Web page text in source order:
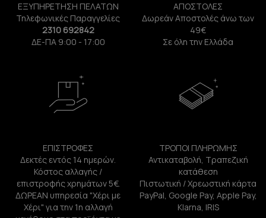
ΕΞΥΠΗΡΕΤΗΣΗ ΠΕΛΑΤΩΝ
Τηλεφωνικές Παραγγελίες
2310 692842
ΔΕ-ΠΑ 9:00 - 17:00
ΑΠΟΣΤΟΛΕΣ
Δωρεάν Αποστολές άνω των
49€
Σε όλη την Ελλάδα
ΕΠΙΣΤΡΟΦΕΣ
Δεκτές εντός 14 ημερών.
Κόστος αλλαγής /
επιστροφής χρημάτων 5€.
ΔΩΡΕΑΝ υπηρεσία "Χέρι με
Χέρι" για την 1η αλλαγή
ΤΡΟΠΟΙ ΠΛΗΡΩΜΗΣ
Αντικαταβολή, Τραπεζική
κατάθεση
Πιστωτική / Χρεωστική κάρτα
PayPal, Google Pay, Apple Pay,
Klarna, IRIS